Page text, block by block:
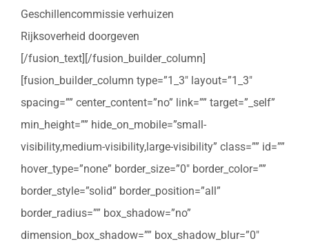
Geschillencommissie verhuizen
Rijksoverheid doorgeven
[/fusion_text][/fusion_builder_column]
[fusion_builder_column type=”1_3″ layout=”1_3″
spacing=”” center_content=”no” link=”” target=”_self”
min_height=”” hide_on_mobile=”small-
visibility,medium-visibility,large-visibility” class=”” id=””
hover_type=”none” border_size=”0″ border_color=””
border_style=”solid” border_position=”all”
border_radius=”” box_shadow=”no”
dimension_box_shadow=”” box_shadow_blur=”0″